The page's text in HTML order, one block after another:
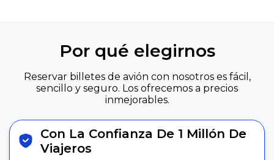
Por qué elegirnos
Reservar billetes de avión con nosotros es fácil,
sencillo y seguro. Los ofrecemos a precios
inmejorables.
Con La Confianza De 1 Millón De
Viajeros